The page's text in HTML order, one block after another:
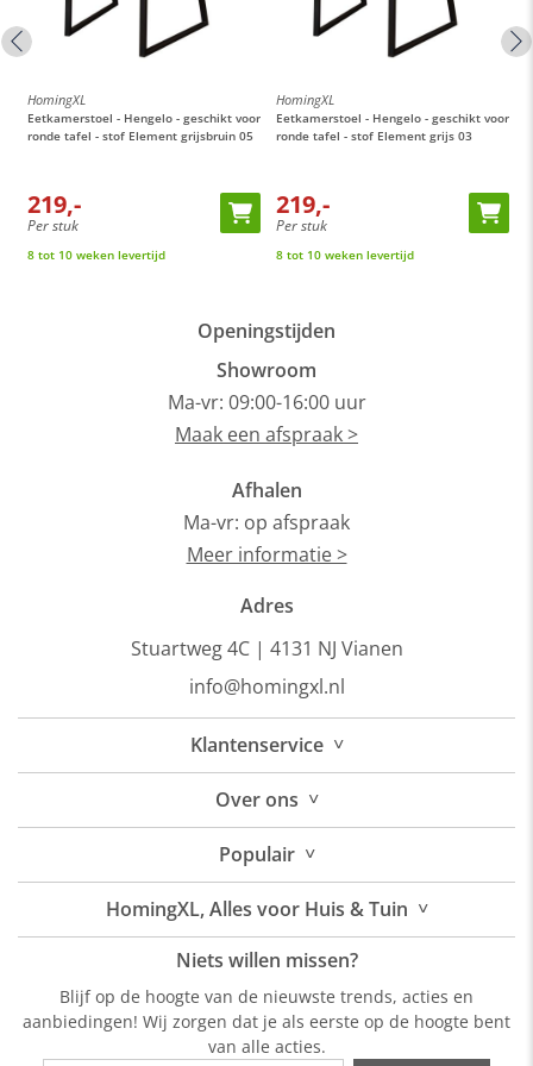
HomingXL
Eetkamerstoel - Hengelo - geschikt voor
ronde tafel - stof Element grijsbruin 05
219,-
Per stuk
8 tot 10 weken levertijd
HomingXL
Eetkamerstoel - Hengelo - geschikt voor
ronde tafel - stof Element grijs 03
219,-
Per stuk
8 tot 10 weken levertijd
Openingstijden
Showroom
Ma-vr: 09:00-16:00 uur
Maak een afspraak >
Afhalen
Ma-vr: op afspraak
Meer informatie >
Adres
Stuartweg 4C | 4131 NJ Vianen
info@homingxl.nl
Klantenservice ˅
Overons ˅
Populair ˅
HomingXL, Alles voor Huis & Tuin ˅
Niets willen missen?
Blijf op de hoogte van de nieuwste trends, acties en
aanbiedingen! Wij zorgen dat je als eerste op de hoogte bent
van alle acties.